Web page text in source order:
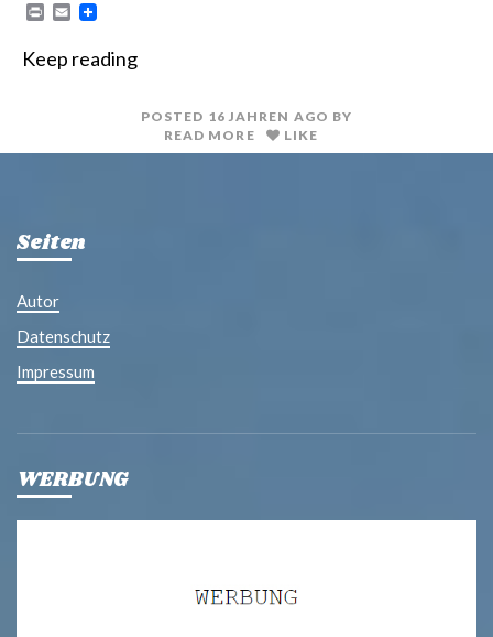
n
E
i
Keep reading
POSTED 16 JAHREN AGO BY
READ MORE
LIKE
Seiten
Autor
Datenschutz
Impressum
WERBUNG